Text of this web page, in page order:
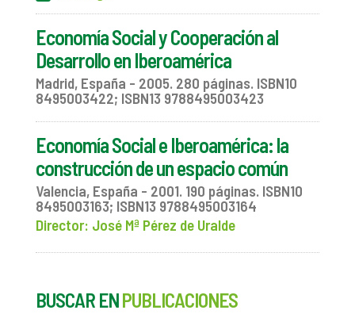
Economía Social y Cooperación al
Desarrollo en Iberoamérica
Madrid, España - 2005. 280 páginas. ISBN10
8495003422; ISBN13 9788495003423
Economía Social e Iberoamérica: la
construcción de un espacio común
Valencia, España - 2001. 190 páginas. ISBN10
8495003163; ISBN13 9788495003164
Director: José Mª Pérez de Uralde
BUSCAR ENPUBLICACIONES